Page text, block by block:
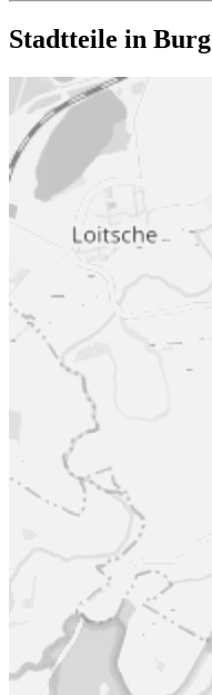
Stadtteile in Burg